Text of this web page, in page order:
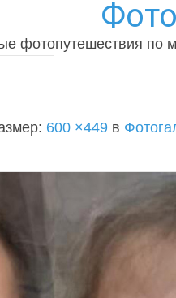
фотопутешествия по
600 ×449 в